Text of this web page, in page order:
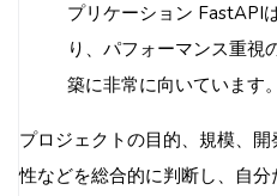
プリケーション FastAPI
り、パフォーマンス重視
築に非常に向いています。
プロジェクトの目的、規模、
性などを総合的に判断し、自